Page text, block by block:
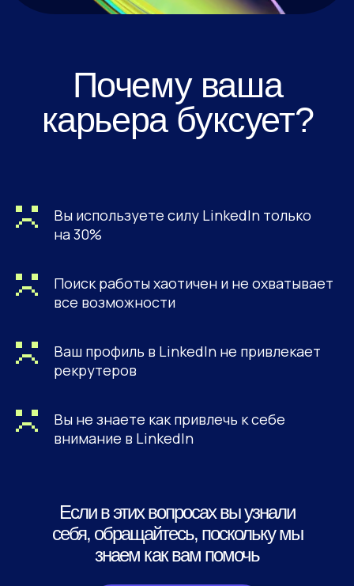
Вы используете силу LinkedIn только
на 30%
Поиск работы хаотичен и не охватывает
все возможности
Ваш профиль в LinkedIn не привлекает
рекрутеров
Вы не знаете как привлечь к себе
внимание в LinkedIn
Если в этих вопросах вы узнали
себя, обращайтесь, поскольку мы
знаем как вам помочь
вам помочь: